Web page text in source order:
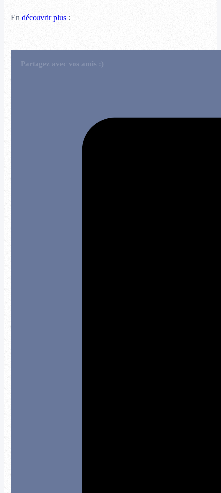
En découvrir plus:
Partagez avec vos amis :)